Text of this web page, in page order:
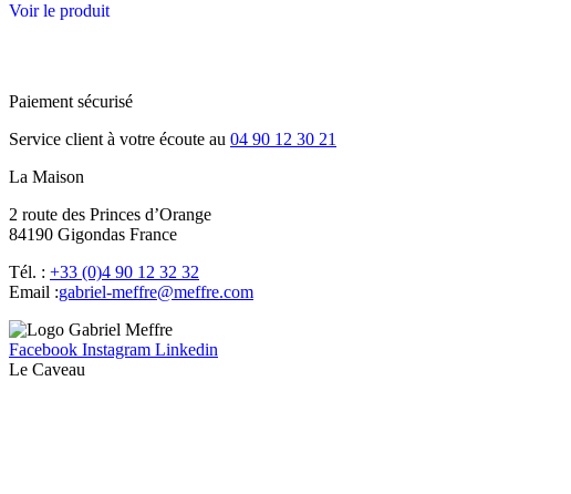
Voir le produit
Paiement sécurisé
Service client à votre écoute au 04 90 12 30 21
La Maison
2 route des Princes d’Orange
84190 Gigondas France
Tél. : +33 (0)4 90 12 32 32
Email :moc.erffem@erffem-leirbag
Facebook Instagram Linkedin
Le Caveau